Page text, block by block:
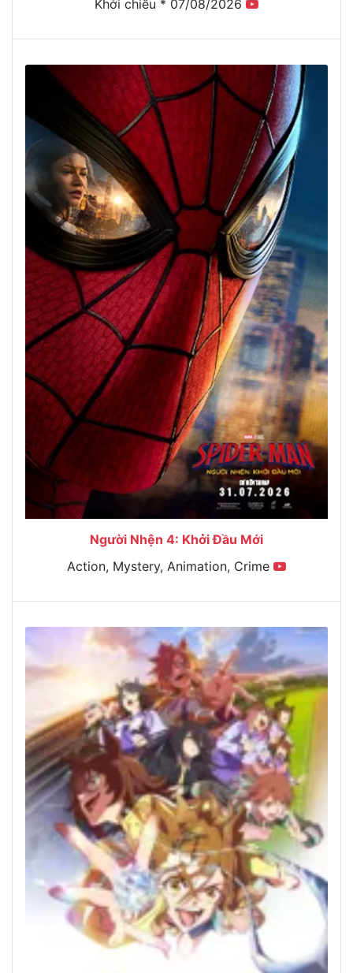
Khởi chiếu * 07/08/2026
Người Nhện 4: Khởi Đầu Mới
Action, Mystery, Animation, Crime